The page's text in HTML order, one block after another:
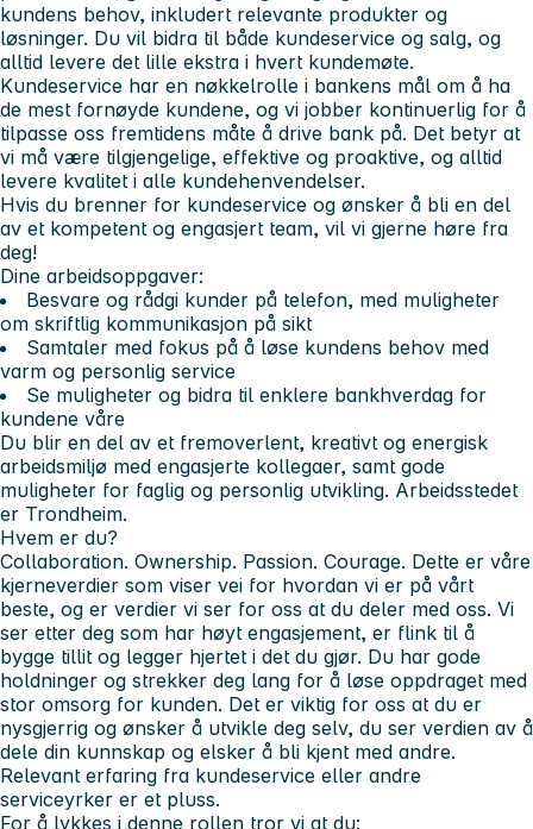
kundens behov, inkludert relevante produkter og
løsninger. Du vil bidra til både kundeservice og salg, og
alltid levere det lille ekstra i hvert kundemøte.
Kundeservice har en nøkkelrolle i bankens mål om å ha
de mest fornøyde kundene, og vi jobber kontinuerlig for å
tilpasse oss fremtidens måte å drive bank på. Det betyr at
vi må være tilgjengelige, effektive og proaktive, og alltid
levere kvalitet i alle kundehenvendelser.
Hvis du brenner for kundeservice og ønsker å bli en del
av et kompetent og engasjert team, vil vi gjerne høre fra
deg!
Dine arbeidsoppgaver:
Besvare og rådgi kunder på telefon, med muligheter
om skriftlig kommunikasjon på sikt
Samtaler med fokus på å løse kundens behov med
varm og personlig service
Se muligheter og bidra til enklere bankhverdag for
kundene våre
Du blir en del av et fremoverlent, kreativt og energisk
arbeidsmiljø med engasjerte kollegaer, samt gode
muligheter for faglig og personlig utvikling. Arbeidsstedet
er Trondheim.
Hvem er du?
Collaboration. Ownership. Passion. Courage. Dette er våre
kjerneverdier som viser vei for hvordan vi er på vårt
beste, og er verdier vi ser for oss at du deler med oss. Vi
ser etter deg som har høyt engasjement, er flink til å
bygge tillit og legger hjertet i det du gjør. Du har gode
holdninger og strekker deg lang for å løse oppdraget med
stor omsorg for kunden. Det er viktig for oss at du er
nysgjerrig og ønsker å utvikle deg selv, du ser verdien av å
dele din kunnskap og elsker å bli kjent med andre.
Relevant erfaring fra kundeservice eller andre
serviceyrker er et pluss.
For å lykkes i denne rollen tror vi at du: